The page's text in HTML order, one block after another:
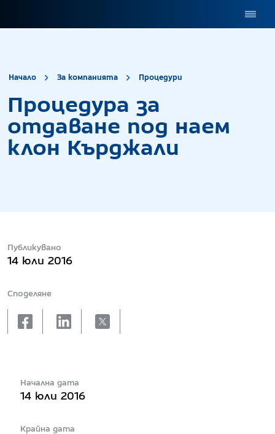
Начало За компанията Процедури
Процедура за
отдаване под наем
клон Кърджали
Публикувано
14 юли 2016
Споделяне
facebooklinkedinX
Начална дата
14 юли 2016
Крайна дата